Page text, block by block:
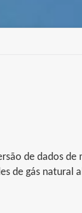
de dados de
de gás natural